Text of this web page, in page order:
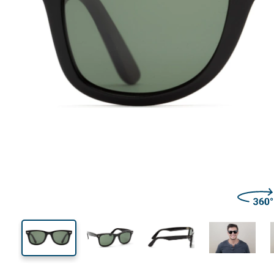
39 mm
Hauteur des verres
50 mm
Largeur des verres
Largeur
des verres